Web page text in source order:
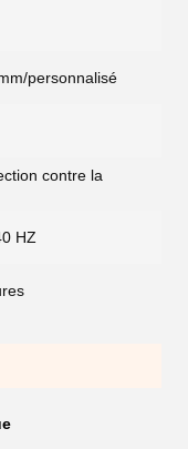
personnalisé
contre la
HZ